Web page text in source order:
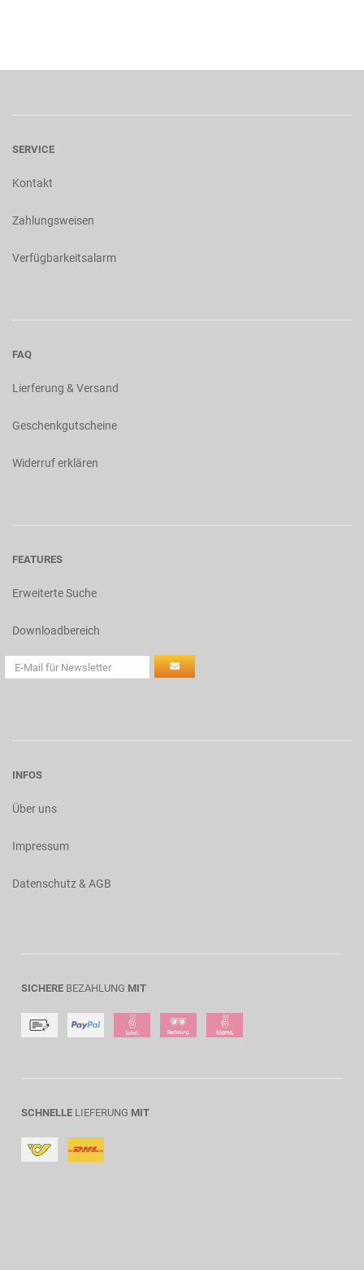
SERVICE
Kontakt
Zahlungsweisen
Verfügbarkeitsalarm
FAQ
Lierferung & Versand
Geschenkgutscheine
Widerruf erklären
FEATURES
Erweiterte Suche
Downloadbereich
INFOS
Über uns
Impressum
Datenschutz & AGB
SICHERE BEZAHLUNG MIT
SCHNELLE LIEFERUNG MIT